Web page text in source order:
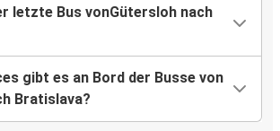
letzte Bus vonGütersloh nach
gibt es an Bord der Busse von
Bratislava?